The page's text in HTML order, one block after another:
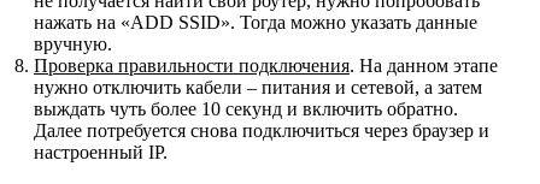
нажать на «ADD SSID». Тогда можно указать данные
вручную.
Проверка правильности подключения. На данном этапе
нужно отключить кабели – питания и сетевой, а затем
выждать чуть более 10 секунд и включить обратно.
Далее потребуется снова подключиться через браузер и
настроенный IP.